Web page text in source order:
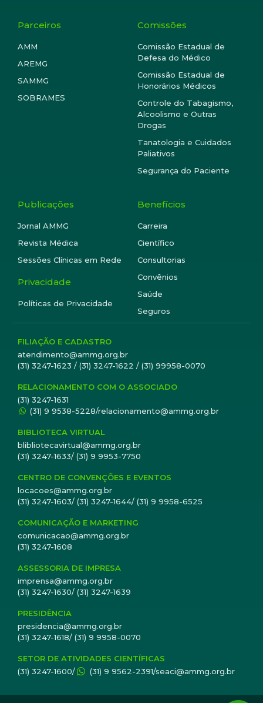
Parceiros
AMM
AREMG
SAMMG
SOBRAMES
Comissões
Comissão Estadual de
Defesa do Médico
Comissão Estadual de
Honorários Médicos
Controle do Tabagismo,
Alcoolismo e Outras
Drogas
Tanatologia e Cuidados
Paliativos
Segurança do Paciente
Publicações
Jornal AMMG
Revista Médica
Sessões Clínicas em Rede
Privacidade
Políticas de Privacidade
Benefícios
Carreira
Científico
Consultorias
Convênios
Saúde
Seguros
FILIAÇÃO E CADASTRO
atendimento@ammg.org.br
(31) 3247-1623 / (31) 3247-1622 / (31) 99958-0070
RELACIONAMENTO COM O ASSOCIADO
(31) 3247-1631
(31) 9 9538-5228/relacionamento@ammg.org.br
BIBLIOTECA VIRTUAL
blibliotecavirtual@ammg.org.br
(31) 3247-1633/ (31) 9 9953-7750
CENTRO DE CONVENÇÕES E EVENTOS
locacoes@ammg.org.br
(31) 3247-1603/ (31) 3247-1644/ (31) 9 9958-6525
COMUNICAÇÃO E MARKETING
comunicacao@ammg.org.br
(31) 3247-1608
ASSESSORIA DE IMPRESA
imprensa@ammg.org.br
(31) 3247-1630/ (31) 3247-1639
PRESIDÊNCIA
presidencia@ammg.org.br
(31) 3247-1618/ (31) 9 9958-0070
SETOR DE ATIVIDADES CIENTÍFICAS
(31) 3247-1600/
(31) 9 9562-2391/seaci@ammg.org.br